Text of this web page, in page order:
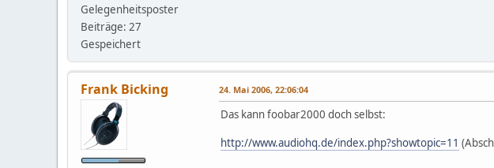
Gelegenheitsposter
Beiträge: 27
Gespeichert
Frank Bicking 24. Mai 2006, 22:06:04
Das kann foobar2000 doch selbst:
http://www.audiohq.de/index.php?showtopic=11